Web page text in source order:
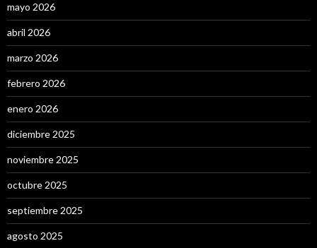
mayo 2026
abril 2026
marzo 2026
febrero 2026
enero 2026
diciembre 2025
noviembre 2025
octubre 2025
septiembre 2025
agosto 2025